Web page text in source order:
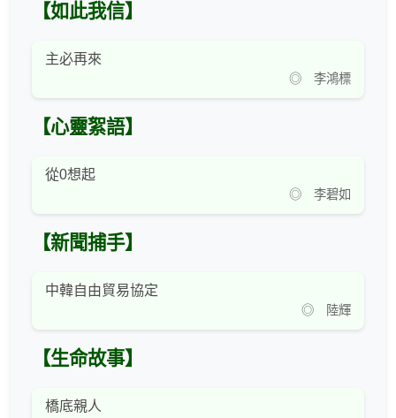
【如此我信】
主必再來
◎ 李鴻標
【心靈絮語】
從0想起
◎ 李碧如
【新聞捕手】
中韓自由貿易協定
◎ 陸輝
【生命故事】
橋底親人